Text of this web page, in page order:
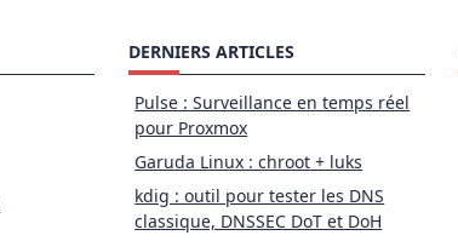
DERNIERS ARTICLES
Pulse : Surveillance en temps réel
pour Proxmox
Garuda Linux : chroot + luks
kdig : outil pour tester les DNS
classique, DNSSEC DoT et DoH